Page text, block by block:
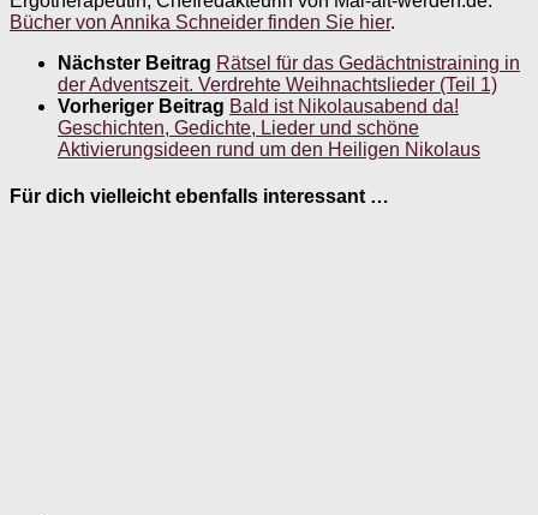
Bücher von Annika Schneider finden Sie hier.
Nächster Beitrag Rätsel für das Gedächtnistraining in
der Adventszeit. Verdrehte Weihnachtslieder (Teil 1)
Vorheriger Beitrag Bald ist Nikolausabend da!
Geschichten, Gedichte, Lieder und schöne
Aktivierungsideen rund um den Heiligen Nikolaus
Für dich vielleicht ebenfalls interessant …